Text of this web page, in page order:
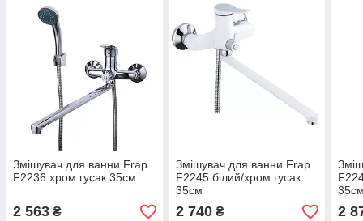
Змішувач для ванни Frap
F2236 хром гусак 35см
2 563 ₴
Змішувач для ванни Frap
F2245 білий/хром гусак
35см
2 740₴ 2